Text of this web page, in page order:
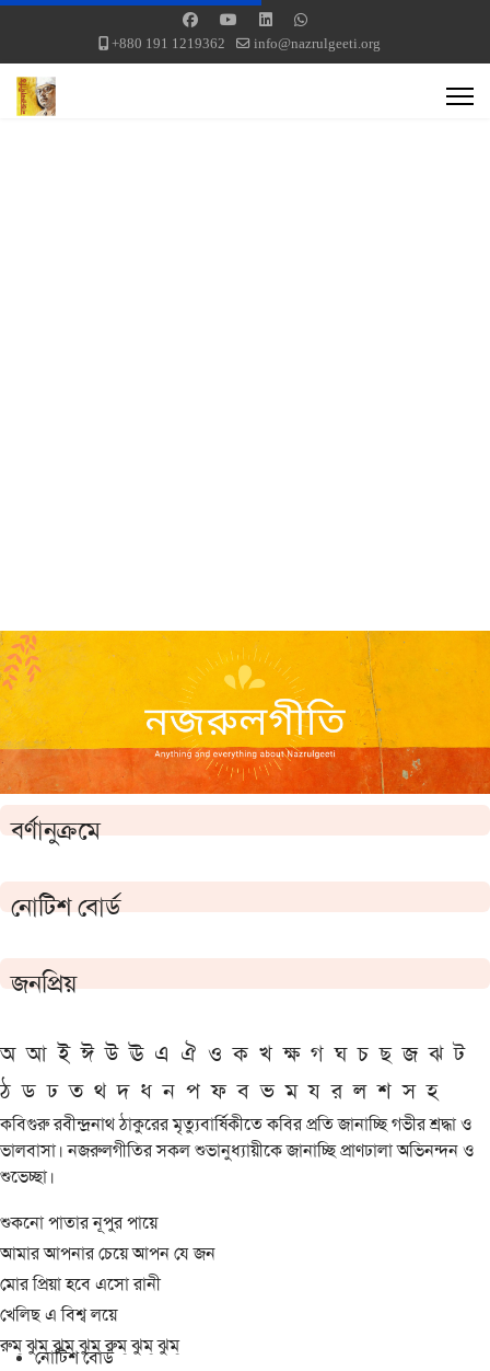
+880 191 1219362 info@nazrulgeeti.org
বর্ণানুক্রমে
নোটিশ বোর্ড
জনপ্রিয়
অ আ ই ঈ উ ঊ এ ঐ ও ক খ ক্ষ গ ঘ চ ছ জ ঝ ট
ঠ ড ঢ ত থ দ ধ ন প ফ ব ভ ম য র ল শ স হ
কবিগুরু রবীন্দ্রনাথ ঠাকুরের মৃত্যুবার্ষিকীতে কবির প্রতি জানাচ্ছি গভীর শ্রদ্ধা ও
ভালবাসা। নজরুলগীতির সকল শুভানুধ্যায়ীকে জানাচ্ছি প্রাণঢালা অভিনন্দন ও
শুভেচ্ছা।
শুকনো পাতার নূপুর পায়ে
আমার আপনার চেয়ে আপন যে জন
মোর প্রিয়া হবে এসো রানী
খেলিছ এ বিশ্ব লয়ে
রুম্ ঝুম্ ঝুম্ ঝুম্ রুম্ ঝুম্ ঝুম্
নোটিশ বোর্ড